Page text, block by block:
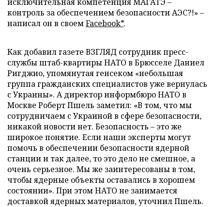
контроль за обеспечением безопасности АЭС?!» –
написал он в своемFacebook*.
Как добавил газете ВЗГЛЯД сотрудник пресс-
службы штаб-квартиры НАТО в Брюсселе Даниел
Ригджио, упомянутая генсеком «небольшая
группа гражданских специалистов уже вернулась
с Украины». А директор информбюро НАТО в
Москве Роберт Пшель заметил: «В том, что мы
сотрудничаем с Украиной в сфере безопасности,
никакой новости нет. Безопасность – это же
широкое понятие. Если наши эксперты могут
помочь в обеспечении безопасности ядерной
станции и так далее, то это дело не смешное, а
очень серьезное. Мы же заинтересованы в том,
чтобы ядерные объекты оставались в хорошем
состоянии». При этом НАТО не занимается
доставкой ядерных материалов, уточнил Пшель.